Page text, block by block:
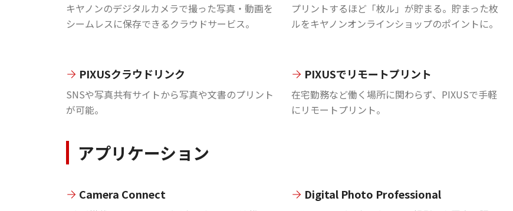
キヤノンのデジタルカメラで撮った写真・動画を
シームレスに保存できるクラウドサービス。
プリントするほど「枚ル」が貯まる。貯まった枚
ルをキヤノンオンラインショップのポイントに。
PIXUSクラウドリンク
SNSや写真共有サイトから写真や文書のプリント
が可能。
PIXUSでリモートプリント
在宅勤務など働く場所に関わらず、PIXUSで手軽
にリモートプリント。
アプリケーション
Camera Connect Digital Photo Professional